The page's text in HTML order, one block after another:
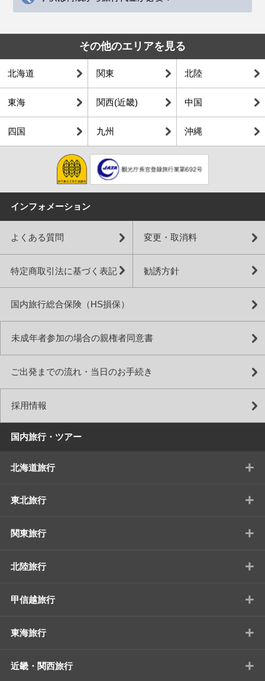
その他のエリアを見る
北海道 関東 北陸
東海 関西(近畿) 中国
四国 九州 沖縄
インフォメーション
よくある質問 変更・取消料
特定商取引法に基づく表記 勧誘方針
国内旅行総合保険（HS損保）
未成年者参加の場合の親権者同意書
ご出発までの流れ・当日のお手続き
採用情報
国内旅行・ツアー
北海道旅行 +
東北旅行 +
関東旅行 +
北陸旅行 +
甲信越旅行 +
東海旅行 +
近畿・関西旅行 +